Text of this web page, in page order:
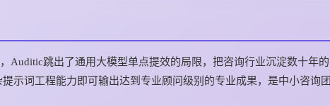
Auditic跳出了通用大模型单点提效的局限，把咨询行业沉淀数十年的
示词工程能力即可输出达到专业顾问级别的专业成果，是中小咨询团